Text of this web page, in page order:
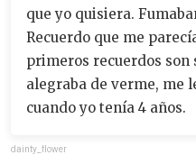
que yo quisiera.
Recuerdo que me
primeros recuerdos son
alegraba de verme, me
cuando yo tenía 4 años.
dainty_flower